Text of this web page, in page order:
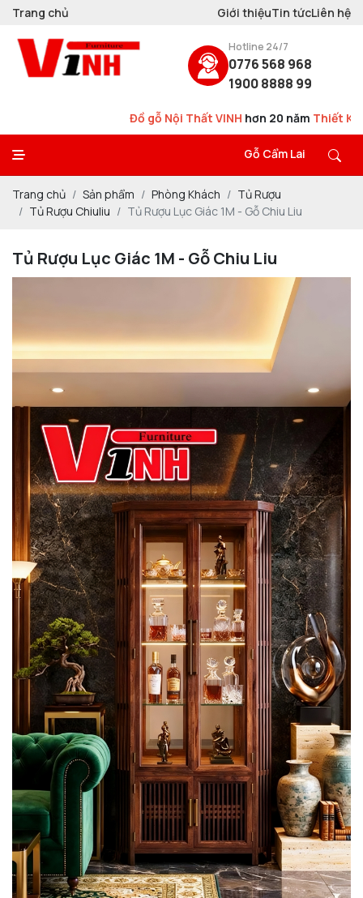
Trang chủ Giới thiệuTin tứcLiên hệ
Hotline 24/7
0776 568 968
1900 8888 99
hơn 20 nămThiết Kế - Thi Công - Sản Xuất
Gỗ Cẩm Lai
Trang chủ Sản phẩm Phòng Khách
Tủ Rượu
Tủ Rượu Chiuliu
Tủ Rượu Lục Giác 1M - Gỗ Chiu Liu
Tủ Rượu Lục Giác 1M - Gỗ Chiu Liu